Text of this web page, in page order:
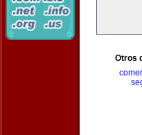
Otros